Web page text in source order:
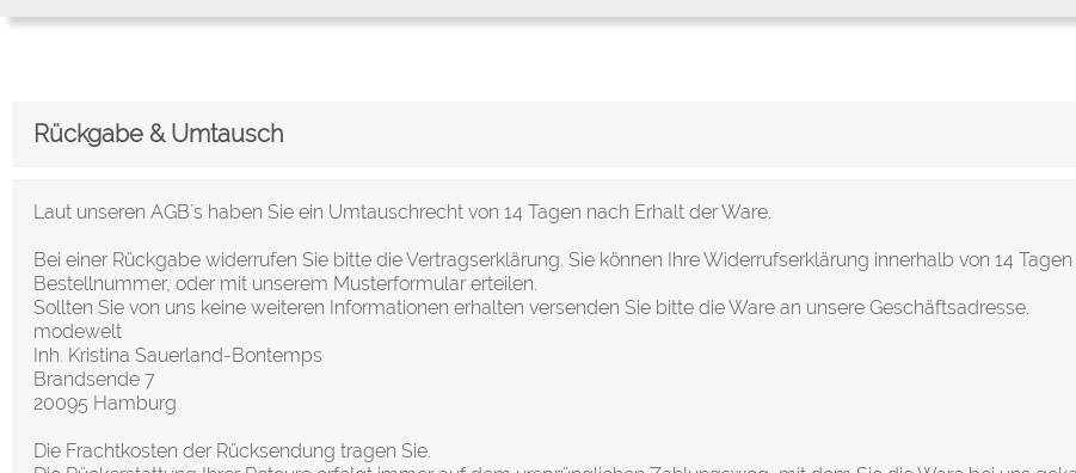
Rückgabe & Umtausch
Laut unseren AGB´s haben Sie ein Umtauschrecht von 14 Tagen nach Erhalt der Ware.
Bei einer Rückgabe widerrufen Sie bitte die Vertragserklärung. Sie können Ihre Widerrufserklärung innerhalb von 14
Bestellnummer, oder mit unserem Musterformular erteilen.
Sollten Sie von uns keine weiteren Informationen erhalten versenden Sie bitte die Ware an unsere Geschäftsadresse.
modewelt
Inh. Kristina Sauerland-Bontemps
Brandsende 7
20095 Hamburg
Die Frachtkosten der Rücksendung tragen Sie.